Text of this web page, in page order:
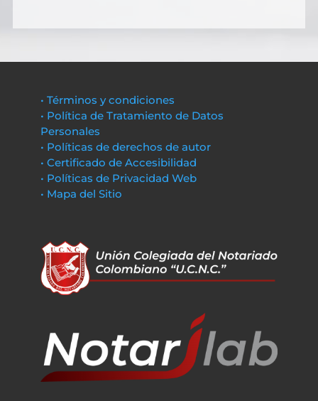
• Términos y condiciones
• Política de Tratamiento de Datos
Personales
• Políticas de derechos de autor
• Certificado de Accesibilidad
• Políticas de Privacidad Web
• Mapa del Sitio